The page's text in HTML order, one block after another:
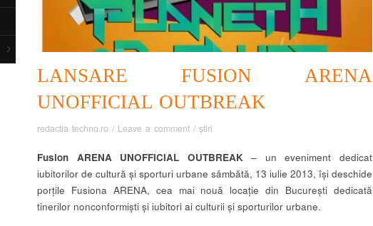
LANSARE FUSION ARENA
UNOFFICIAL OUTBREAK
redactia techno.ro / Leave a comment / știri
Fusion ARENA UNOFFICIAL OUTBREAK– un eveniment dedicat
iubitorilor de cultură și sporturi urbane sâmbătă, 13 iulie 2013, își deschide
porțile Fusiona ARENA, cea mai nouă locație din București dedicată
tinerilor nonconformiști și iubitori ai culturii și sporturilor urbane.